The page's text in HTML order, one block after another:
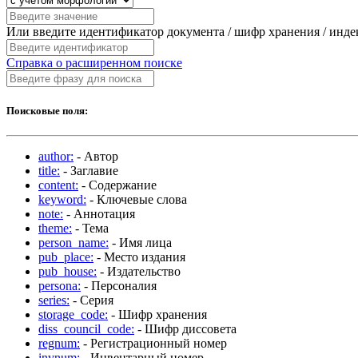
Или введите идентификатор документа / шифр хранения /
Справка о расширенном поиске
Поисковые поля:
author: - Автор
title: - Заглавие
content: - Содержание
keyword: - Ключевые слова
note: - Аннотация
theme: - Тема
person_name: - Имя лица
pub_place: - Место издания
pub_house: - Издательство
persona: - Персоналия
series: - Серия
storage_code: - Шифр хранения
diss_council_code: - Шифр диссовета
regnum: - Регистрационный номер